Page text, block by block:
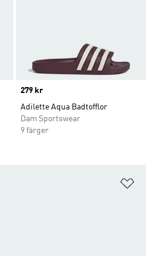
Price
279 kr
Adilette Aqua Badtofflor
Dam Sportswear
9 färger